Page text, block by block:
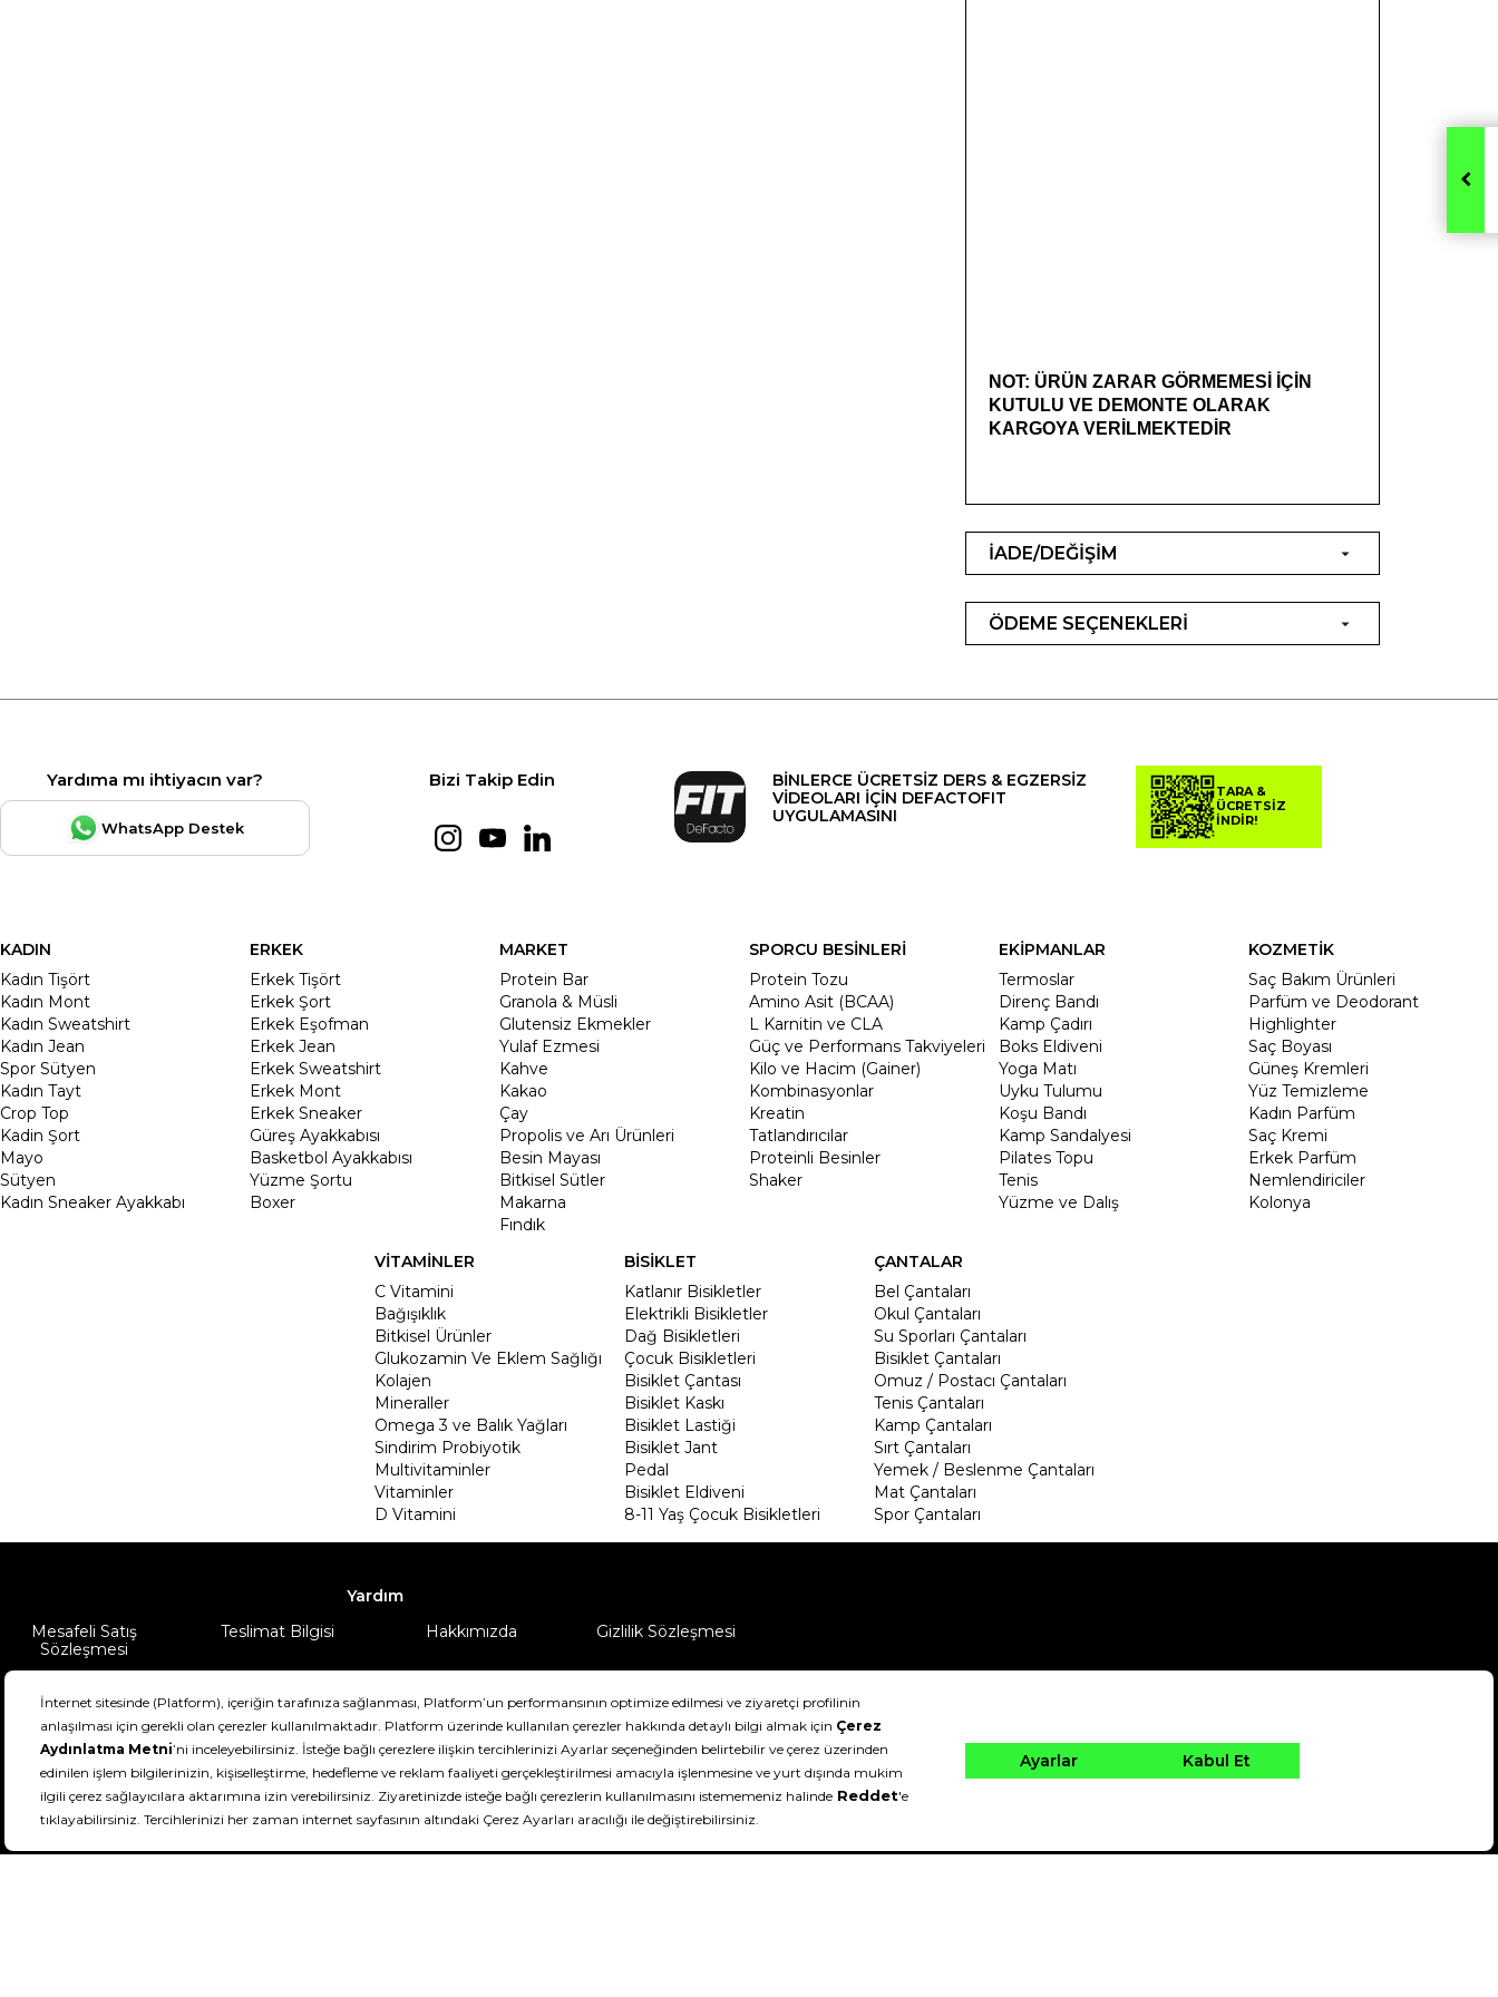
NOT: ÜRÜN ZARAR GÖRMEMESİ İÇİN
KUTULU VE DEMONTE OLARAK
KARGOYA VERİLMEKTEDİR
İADE/DEĞİŞİM
ÖDEME SEÇENEKLERİ
Yardıma mı ihtiyacın var?
WhatsApp Destek
Bizi Takip Edin
BİNLERCE ÜCRETSİZ DERS & EGZERSİZ
VİDEOLARI İÇİN DEFACTOFIT
UYGULAMASINI
TARA &
ÜCRETSİZ
İNDİR!
KADIN
Kadın Tişört
Kadın Mont
Kadın Sweatshirt
Kadın Jean
Spor Sütyen
Kadın Tayt
Crop Top
Kadin Şort
Mayo
Sütyen
Kadın Sneaker Ayakkabı
ERKEK
Erkek Tişört
Erkek Şort
Erkek Eşofman
Erkek Jean
Erkek Sweatshirt
Erkek Mont
Erkek Sneaker
Güreş Ayakkabısı
Basketbol Ayakkabısı
Yüzme Şortu
Boxer
MARKET
Protein Bar
Granola & Müsli
Glutensiz Ekmekler
Yulaf Ezmesi
Kahve
Kakao
Çay
Propolis ve Arı Ürünleri
Besin Mayası
Bitkisel Sütler
Makarna
Fındık
SPORCU BESİNLERİ
Protein Tozu
Amino Asit (BCAA)
L Karnitin ve CLA
Güç ve Performans Takviyeleri
Kilo ve Hacim (Gainer)
Kombinasyonlar
Kreatin
Tatlandırıcılar
Proteinli Besinler
Shaker
EKİPMANLAR
Termoslar
Direnç Bandı
Kamp Çadırı
Boks Eldiveni
Yoga Matı
Uyku Tulumu
Koşu Bandı
Kamp Sandalyesi
Pilates Topu
Tenis
Yüzme ve Dalış
KOZMETİK
Saç Bakım Ürünleri
Parfüm ve Deodorant
Highlighter
Saç Boyası
Güneş Kremleri
Yüz Temizleme
Kadın Parfüm
Saç Kremi
Erkek Parfüm
Nemlendiriciler
Kolonya
VİTAMİNLER
C Vitamini
Bağışıklık
Bitkisel Ürünler
Glukozamin Ve Eklem Sağlığı
Kolajen
Mineraller
Omega 3 ve Balık Yağları
Sindirim Probiyotik
Multivitaminler
Vitaminler
D Vitamini
BİSİKLET
Katlanır Bisikletler
Elektrikli Bisikletler
Dağ Bisikletleri
Çocuk Bisikletleri
Bisiklet Çantası
Bisiklet Kaskı
Bisiklet Lastiği
Bisiklet Jant
Pedal
Bisiklet Eldiveni
8-11 Yaş Çocuk Bisikletleri
ÇANTALAR
Bel Çantaları
Okul Çantaları
Su Sporları Çantaları
Bisiklet Çantaları
Omuz / Postacı Çantaları
Tenis Çantaları
Kamp Çantaları
Sırt Çantaları
Yemek / Beslenme Çantaları
Mat Çantaları
Spor Çantaları
Yardım
Mesafeli Satış
Sözleşmesi
Teslimat Bilgisi Hakkımızda Gizlilik Sözleşmesi
DeFactoFIT ©️ 2022-2026. Tüm hakları saklıdır.